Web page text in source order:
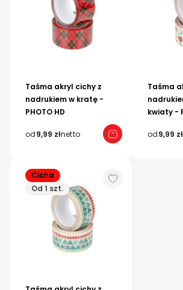
Taśma akryl cichy z
nadrukiem w kratę -
PHOTO HD
od9,99 złnetto
Taśma
kwiaty -
od9,99 zł
Cicha
Od 1 szt.